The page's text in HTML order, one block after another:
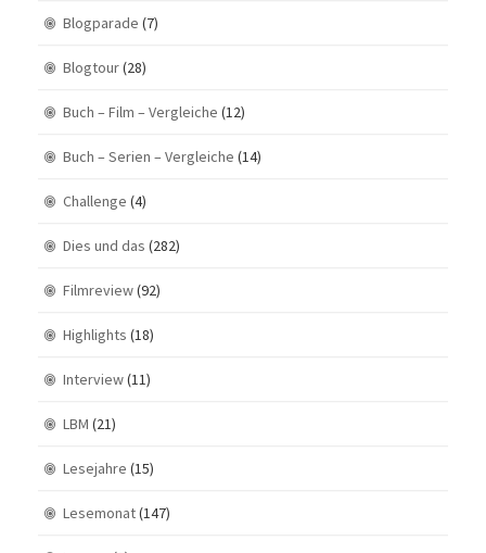
Blogparade (7)
Blogtour(28)
Buch – Film – Vergleiche (12)
Buch – Serien – Vergleiche (14)
Challenge (4)
Dies und das (282)
Filmreview(92)
Highlights (18)
Interview(11)
LBM (21)
Lesejahre (15)
Lesemonat(147)